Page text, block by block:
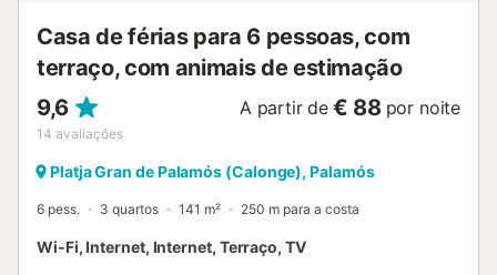
Casa de férias para 6 pessoas, com
terraço, com animais de estimação
9,6
14 avaliações
A partir de € 88 por noite
Platja Gran de Palamós (Calonge), Palamós
6 pess. 3 quartos 141 m² 250 m para a costa
Wi-Fi, Internet, Internet, Terraço, TV